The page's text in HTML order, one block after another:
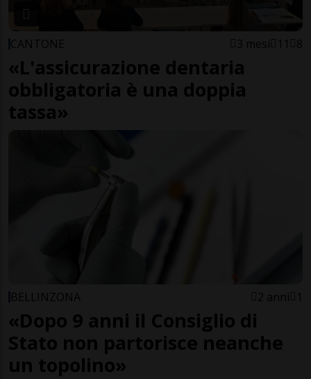
CANTONE 3 mesi 11 8
«L'assicurazione dentaria
obbligatoria è una doppia
tassa»
BELLINZONA 2 anni 1
«Dopo 9 anni il Consiglio di
Stato non partorisce neanche
un topolino»